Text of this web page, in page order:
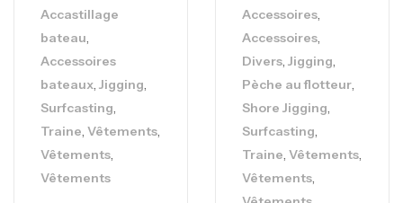
Accastillage
bateau,
Accessoires
bateaux, Jigging,
Surfcasting,
Traine, Vêtements,
Vêtements,
Vêtements
Accessoires,
Accessoires,
Divers, Jigging,
Pèche au flotteur,
Shore Jigging,
Surfcasting,
Traine, Vêtements,
Vêtements,